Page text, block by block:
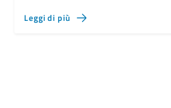
Leggi di più